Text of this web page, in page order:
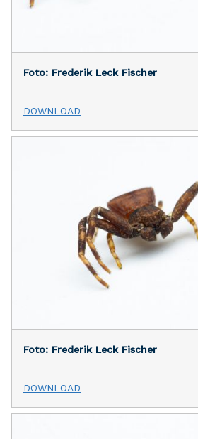
Foto: Frederik Leck Fischer
DOWNLOAD
Foto: Frederik Leck Fischer
DOWNLOAD